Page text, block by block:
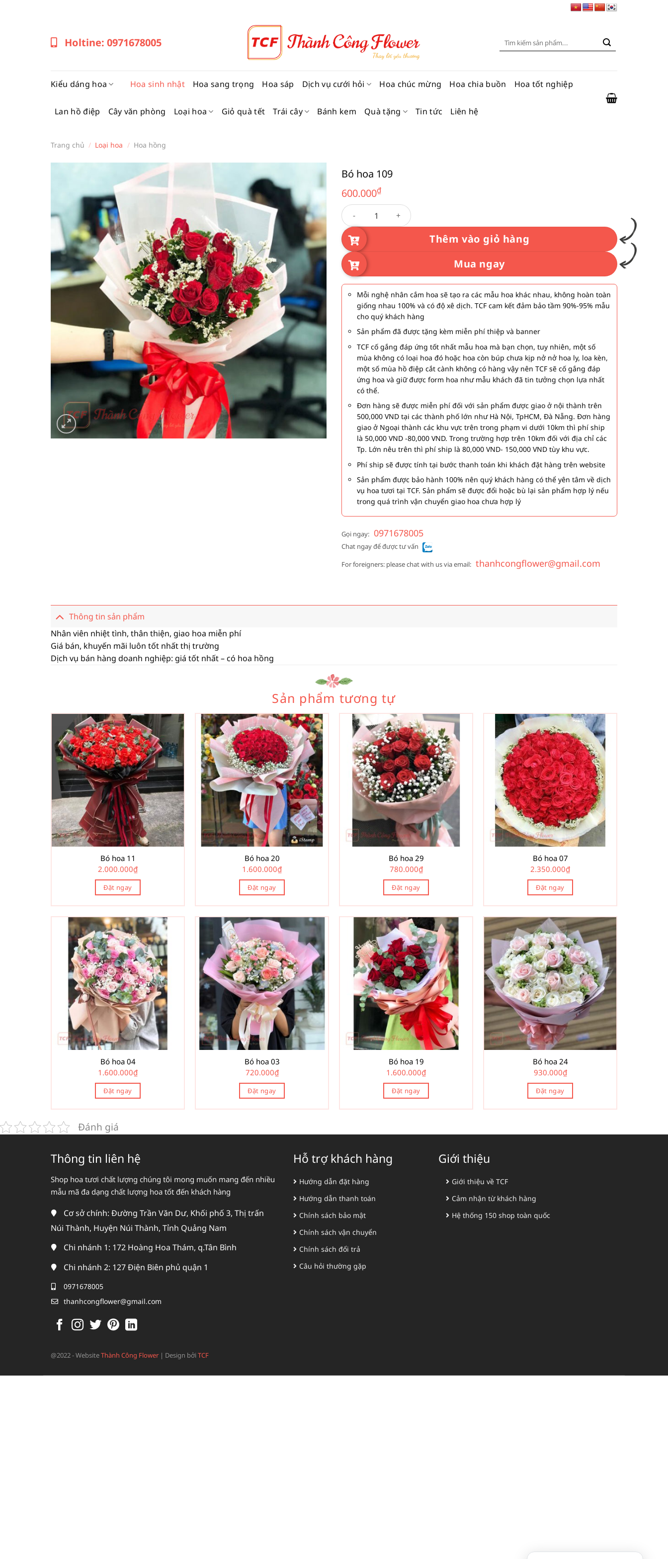
Holtine: 0971678005
Tìm
Kiểu dáng hoa Hoa sinh nhật Hoa sang trọng Hoa sáp Dịch vụ cưới hỏi Hoa chúc mừng Hoa chia buồn Hoa tốt nghiệp
Lan hồ điệp Cây văn phòng Loại hoa Giỏ quà tết Trái cây Bánh kem Quà tặng Tin tức Liên hệ
Trang chủ / Loại hoa / Hoa hồng
Bó hoa 109
600.000₫
Bó hoa 109 số lượng
Thêm vào giỏ hàng
Mua ngay
Mỗi nghệ nhân cắm hoa sẽ tạo ra các mẫu hoa khác nhau, không hoàn toàn
giống nhau 100% và có độ xê dịch. TCF cam kết đảm bảo tầm 90%-95% mẫu
cho quý khách hàng
Sản phẩm đã được tặng kèm miễn phí thiệp và banner
TCF cố gắng đáp ứng tốt nhất mẫu hoa mà bạn chọn, tuy nhiên, một số
mùa không có loại hoa đó hoặc hoa còn búp chưa kịp nở nở hoa ly, loa kèn,
một số mùa hồ điệp cắt cành không có hàng vậy nên TCF sẽ cố gắng đáp
ứng hoa và giữ được form hoa như mẫu khách đã tin tưởng chọn lựa nhất
có thể.
Đơn hàng sẽ được miễn phí đối với sản phẩm được giao ở nội thành trên
500,000 VND tại các thành phố lớn như Hà Nội, TpHCM, Đà Nẵng. Đơn hàng
giao ở Ngoại thành các khu vực trên trong phạm vi dưới 10km thì phí ship
là 50,000 VND -80,000 VND. Trong trường hợp trên 10km đối với địa chỉ các
Tp. Lớn nêu trên thì phí ship là 80,000 VND- 150,000 VND tùy khu vực.
Phí ship sẽ được tính tại bước thanh toán khi khách đặt hàng trên website
Sản phẩm được bảo hành 100% nên quý khách hàng có thể yên tâm về dịch
vụ hoa tươi tại TCF. Sản phẩm sẽ được đổi hoặc bù lại sản phẩm hợp lý nếu
trong quá trình vận chuyển giao hoa chưa hợp lý
Gọi ngay: 0971678005
Chat ngay để được tư vấn
For foreigners: please chat with us via email: thanhcongflower@gmail.com
Thông tin sản phẩm
Nhân viên nhiệt tình, thân thiện, giao hoa miễn phí
Giá bán, khuyến mãi luôn tốt nhất thị trường
Dịch vụ bán hàng doanh nghiệp: giá tốt nhất – có hoa hồng
Sản phẩm tương tự
Bó hoa 11
2.000.000₫
Đặt ngay
Bó hoa 20
1.600.000₫
Đặt ngay
Bó hoa 29
780.000₫
Đặt ngay
Bó hoa 07
2.350.000₫
Đặt ngay
Bó hoa 04
1.600.000₫
Đặt ngay
Bó hoa 03
720.000₫
Đặt ngay
Bó hoa 19
1.600.000₫
Đặt ngay
Bó hoa 24
930.000₫
Đặt ngay
Đánh giá
Thông tin liên hệ
Shop hoa tươi chất lượng chúng tôi mong muốn mang đến nhiều
mẫu mã đa dạng chất lượng hoa tốt đến khách hàng
Cơ sở chính: Đường Trần Văn Dư, Khối phố 3, Thị trấn
Núi Thành, Huyện Núi Thành, Tỉnh Quảng Nam
Chi nhánh 1: 172 Hoàng Hoa Thám, q.Tân Bình
Chi nhánh 2: 127 Điện Biên phủ quận 1
0971678005
thanhcongflower@gmail.com
Hỗ trợ khách hàng
Hướng dẫn đặt hàng
Hướng dẫn thanh toán
Chính sách bảo mật
Chính sách vận chuyển
Chính sách đổi trả
Câu hỏi thường gặp
Giới thiệu
Giới thiệu về TCF
Cảm nhận từ khách hàng
Hệ thống 150 shop toàn quốc
@2022 - WebsiteThành Công Flower | Design bởiTCF